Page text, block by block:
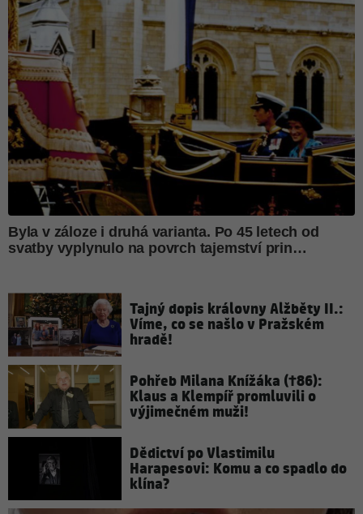
Tajný dopis královny Alžběty II.:
Víme, co se našlo v Pražském
hradě!
Pohřeb Milana Knížáka (†86):
Klaus a Klempíř promluvili o
výjimečném muži!
Dědictví po Vlastimilu
Harapesovi: Komu a co spadlo do
klína?